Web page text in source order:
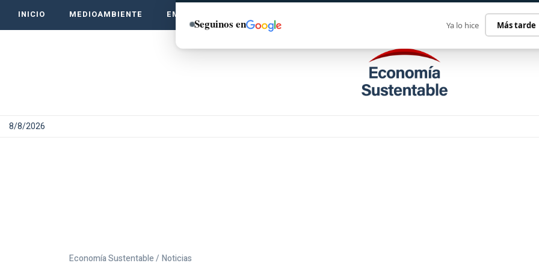
INICIO MEDIOAMBIENTE EMPRENDE VERDE
8/8/2026
Economía Sustentable / Noticias
Seguinos en Ya lo hice Más tarde